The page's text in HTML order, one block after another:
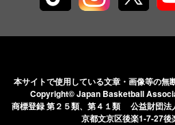
本サイトで使用している文章・画像等の無
Copyright© Japan Basketball
商標登録 第２５類、第４１類 公益財団法
京都文京区後楽1-7-27後